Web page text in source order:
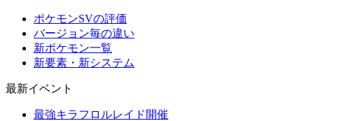
ポケモンSVの評価
バージョン毎の違い
新ポケモン一覧
新要素・新システム
最新イベント
最強キラフロルレイド開催